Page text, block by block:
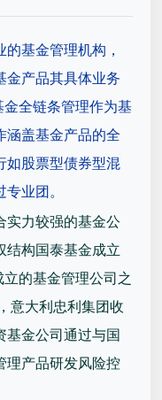
基金管理机构，
金产品其具体业务
全链条管理作为基
涵盖基金产品的全
如股票型债券型混
业团。
实力较强的基金公
结构国泰基金成立
的基金管理公司之
意大利忠利集团收
基金公司通过与国
理产品研发风险控